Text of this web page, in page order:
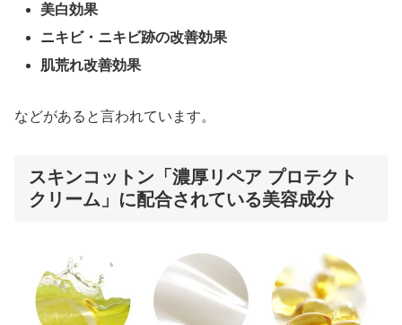
美白効果
ニキビ・ニキビ跡の改善効果
肌荒れ改善効果
などがあると言われています。
スキンコットン「濃厚リペア プロテクト
クリーム」に配合されている美容成分